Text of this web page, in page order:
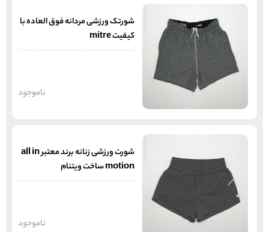
شورتک ورزشی مردانه فوق العاده با
کیفیت mitre
ناموجود
شورت ورزشی زنانه برند معتبر all in
motion ساخت ویتنام
ناموجود